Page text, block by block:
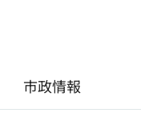
市政情報